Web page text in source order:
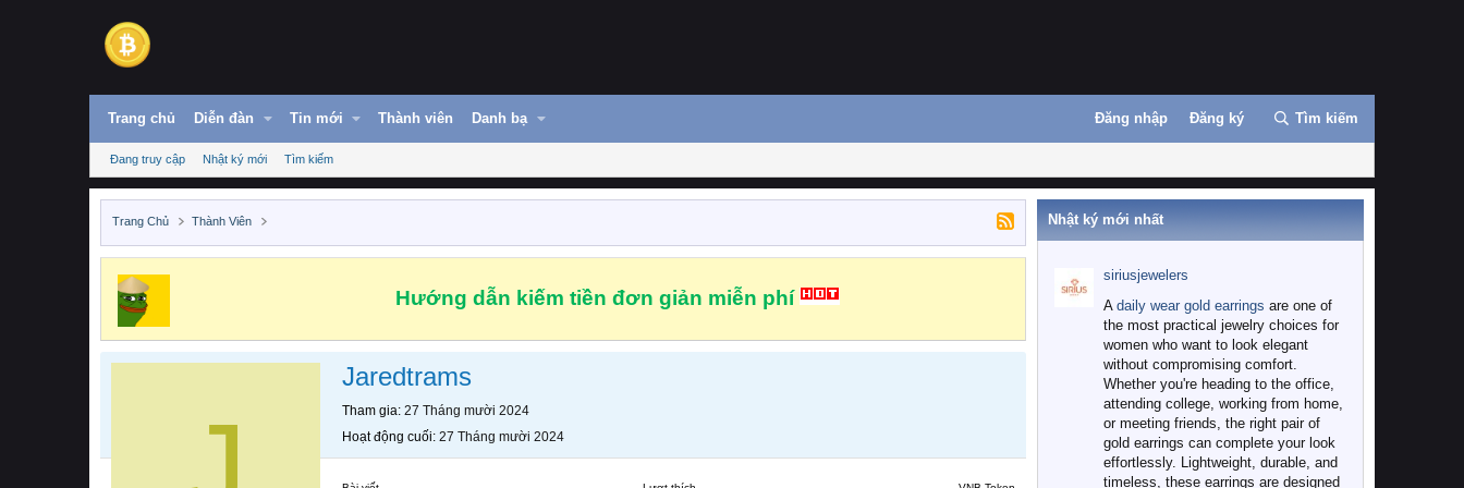
Trang chủ Diễn đàn Tin mới Thành viên Danh bạ Đăng nhập Đăng ký Tìm kiếm
Đang truy cập Nhật ký mới Tìm kiếm
Trang Chủ Thành Viên
Hướng dẫn kiếm tiền đơn giản miễn phí
Jaredtrams
Tham gia 27 Tháng mười 2024
Hoạt động cuối 27 Tháng mười 2024
Nhật ký mới nhất
siriusjewelers
A daily wear gold earrings are one of
the most practical jewelry choices for
women who want to look elegant
without compromising comfort.
Whether you're heading to the office,
attending college, working from home,
or meeting friends, the right pair of
gold earrings can complete your look
effortlessly. Lightweight, durable, and
timeless, these earrings are designed